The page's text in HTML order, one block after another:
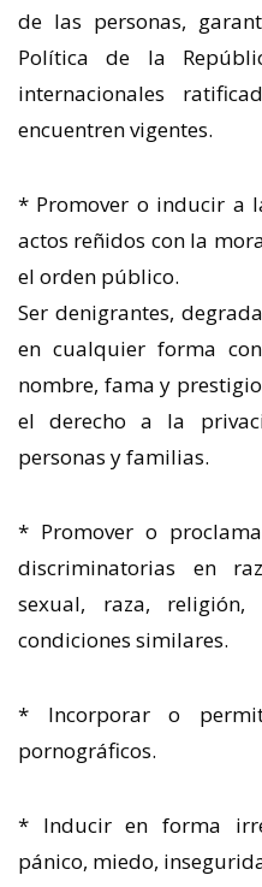
de las personas,
Política de la
internacionales
encuentren vigentes.
* Promover o inducir a
actos reñidos con la
el orden público.
Ser denigrantes,
en cualquier forma
nombre, fama y
el derecho a la
personas y familias.
* Promover o
discriminatorias en
sexual, raza,
condiciones similares.
* Incorporar o
pornográficos.
* Inducir en forma
pánico, miedo,